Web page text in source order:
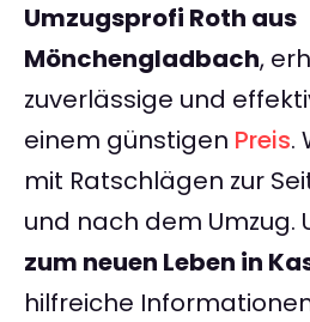
Umzugsprofi Roth aus
Mönchengladbach,
zuverlässige und
einem günstigen Preis.
mit Ratschlägen zur
und nach dem Umzug.
zum neuen Leben in
hilfreiche